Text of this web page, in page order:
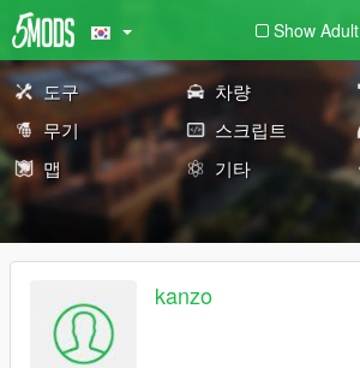
Show Adult
도구 차량
무기
스크립트
맵
기타
kanzo